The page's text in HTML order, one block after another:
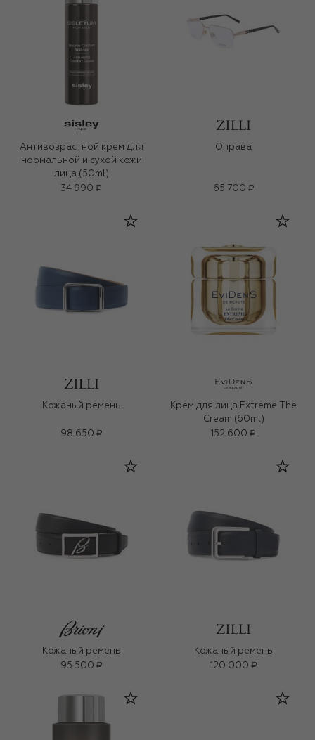
Антивозрастной крем для
нормальной и сухой кожи
лица (50ml)
34 990 ₽
Оправа
65 700 ₽
Кожаный ремень
98 650 ₽
Крем для лица Extreme The
Cream (60ml)
152 600 ₽
Кожаный ремень
95 500 ₽
Кожаный ремень
120 000 ₽